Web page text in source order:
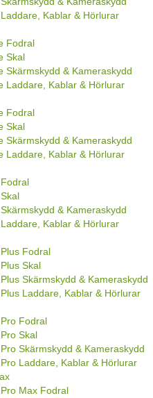
Kablar & Hörlurar
Fodral
Skal
Skärmskydd & Kameraskydd
Laddare, Kablar & Hörlurar
Fodral
Skal
Skärmskydd & Kameraskydd
Laddare, Kablar & Hörlurar
& Kameraskydd
Kablar & Hörlurar
Fodral
Skal
Skärmskydd & Kameraskydd
Laddare, Kablar & Hörlurar
Fodral
Skal
Skärmskydd & Kameraskydd
Laddare, Kablar & Hörlurar
Max Fodral